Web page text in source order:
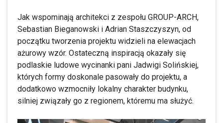
Jak wspominają architekci z zespołu GROUP-ARCH,
Sebastian Bieganowski i Adrian Staszczyszyn, od
początku tworzenia projektu widzieli na elewacjach
ażurowy wzór. Ostateczną inspiracją okazały się
podlaskie ludowe wycinanki pani Jadwigi Solińskiej,
których formy doskonale pasowały do projektu, a
dodatkowo wzmocniły lokalny charakter budynku,
silniej związały go z regionem, któremu ma służyć.